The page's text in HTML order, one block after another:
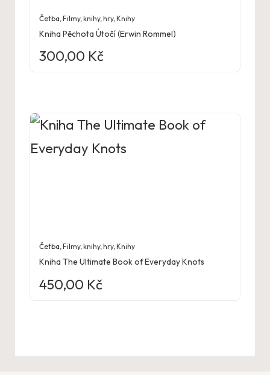
Četba ,Filmy, knihy, hry,Knihy
Kniha Pěchota Útočí (Erwin Rommel)
300,00 Kč
Četba ,Filmy, knihy, hry,Knihy
Kniha The Ultimate Book of Everyday Knots
450,00 Kč